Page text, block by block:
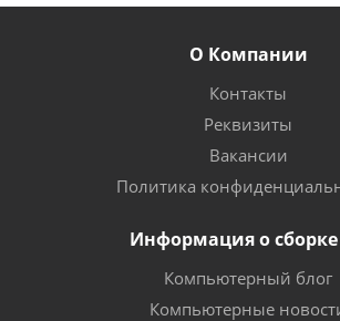
О Компании
Контакты
Реквизиты
Вакансии
Политика
Информация о
Компьютерный блог
Компьютерные